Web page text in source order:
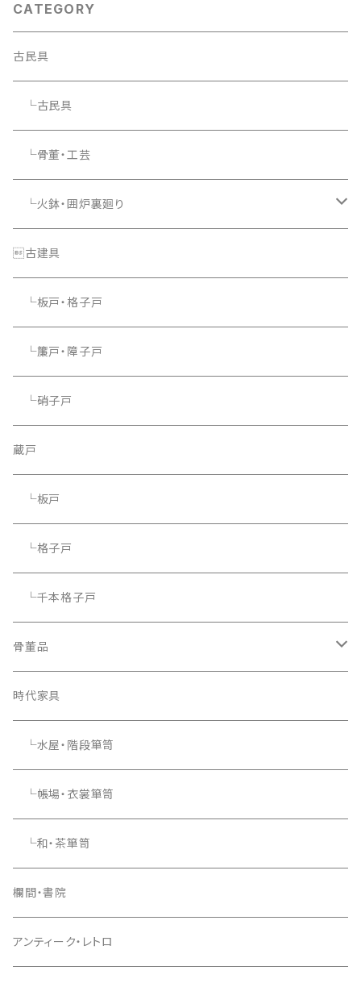
CATEGORY
古民具
└古民具
└骨董・工芸
└火鉢・囲炉裏廻り
└照明器具
古建具
└板戸・格子戸
└簾戸・障子戸
└硝子戸
蔵戸
└板戸
└格子戸
└千本格子戸
骨董品
骨董品
時代家具
└水屋・階段箪笥
└帳場・衣裳箪笥
└和・茶箪笥
欄間・書院
アンティーク・レトロ